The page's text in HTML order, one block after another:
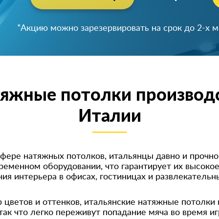
*Акцию можно зарезервировать на срок до 2-х
Успейте зарезервировать скидку!
потолки
Италии
натяжных потолков, итальянцы давно и
оборудовании, что гарантирует их
интерьера в офисах, гостиницах и
и оттенков, итальянские натяжные
что легко переживут попадание мяча во время